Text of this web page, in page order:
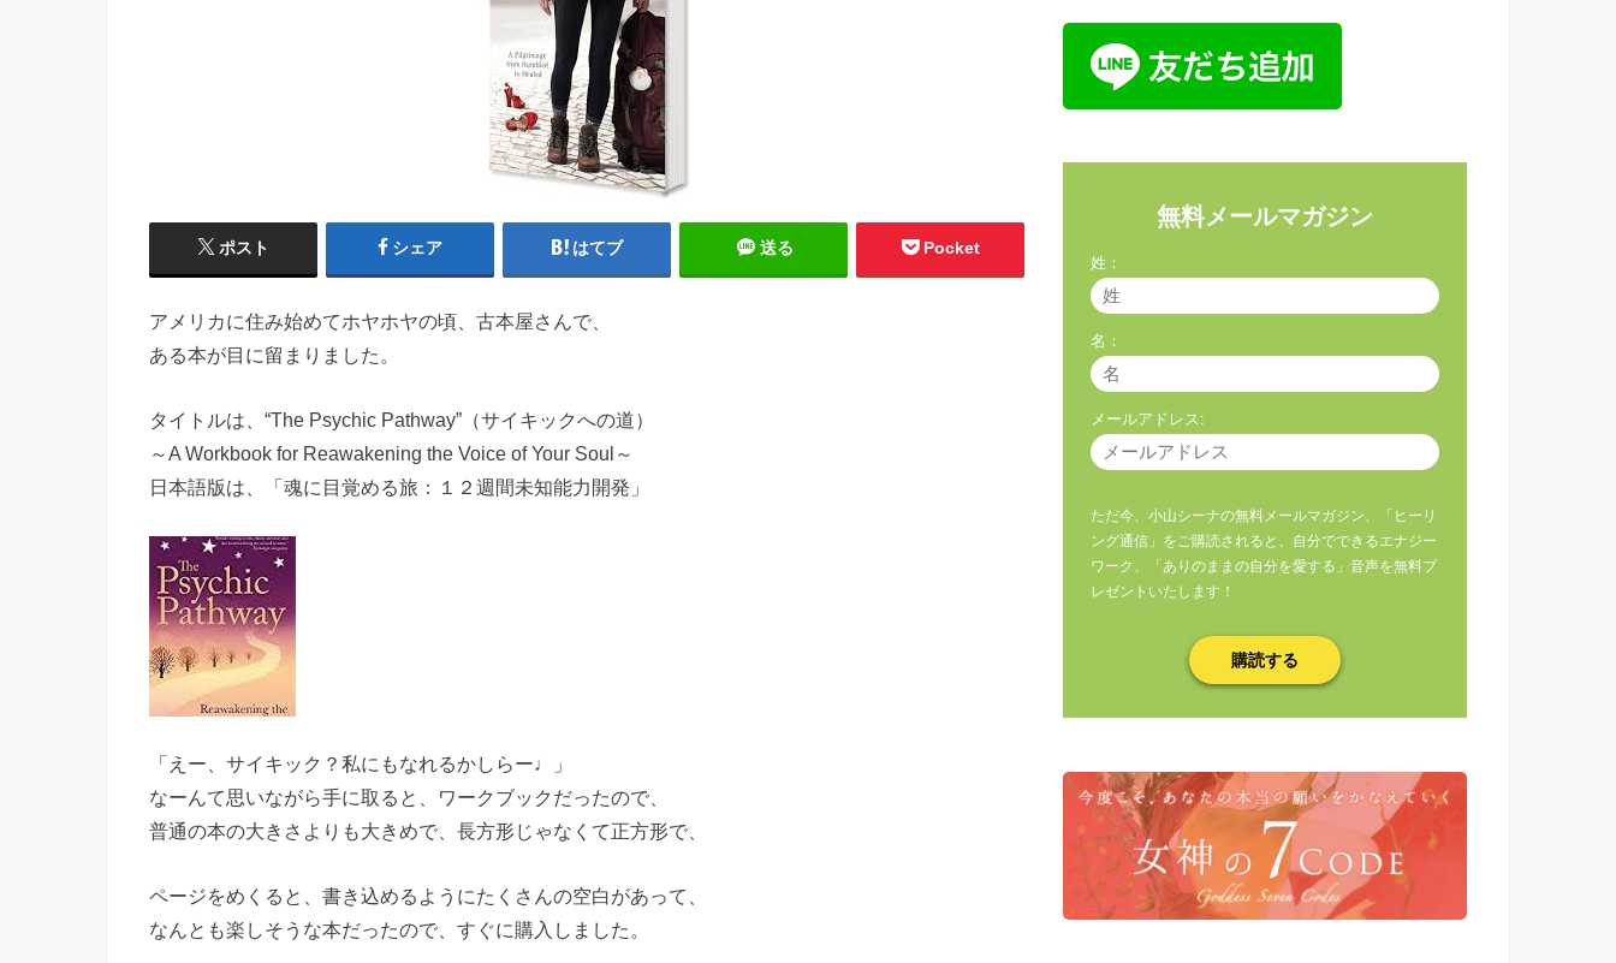
ポスト シェア はてブ 送る Pocket
アメリカに住み始めてホヤホヤの頃、古本屋さんで、
ある本が目に留まりました。
タイトルは、“The Psychic Pathway”（サイキックへの道）
～A Workbook for Reawakening the Voice of Your Soul～
日本語版は、「魂に目覚める旅：１２週間未知能力開発」
「えー、サイキック？私にもなれるかしらー♩」
なーんて思いながら手に取ると、ワークブックだったので、
普通の本の大きさよりも大きめで、長方形じゃなくて正方形で、
ページをめくると、書き込めるようにたくさんの空白があって、
なんとも楽しそうな本だったので、すぐに購入しました。
無料メールマガジン
姓：
名：
メールアドレス:
ただ今、小山シーナの無料メールマガジン、「ヒーリ
ング通信」をご購読されると、自分でできるエナジー
ワーク、「ありのままの自分を愛する」音声を無料プ
レゼントいたします！
購読する